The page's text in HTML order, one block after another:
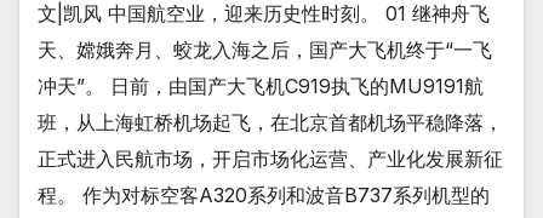
文|凯风 中国航空业，迎来历史性时刻。 01 继神舟飞
天、嫦娥奔月、蛟龙入海之后，国产大飞机终于“一飞
冲天”。 日前，由国产大飞机C919执飞的MU9191航
班，从上海虹桥机场起飞，在北京首都机场平稳降落，
正式进入民航市场，开启市场化运营、产业化发展新征
程。 作为对标空客A320系列和波音B737系列机型的